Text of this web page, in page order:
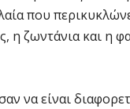
που
η ζωντάνια και η
να είναι